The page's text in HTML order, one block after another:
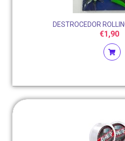
DESTROCEDOR
€1,90